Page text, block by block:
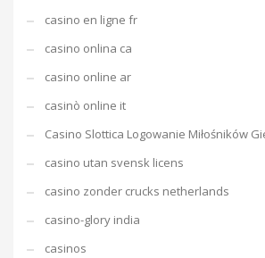
casino en ligne fr
casino onlina ca
casino online ar
casinò online it
Casino Slottica Logowanie Miłośników
casino utan svensk licens
casino zonder crucks netherlands
casino-glory india
casinos